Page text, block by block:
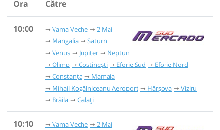
Ora Către
10:00 Vama Veche
2 Mai
Mangalia
Saturn
Venus
Jupiter
Neptun
Olimp
Costinești Eforie Sud
Eforie Nord
Constanța
Mamaia
Mihail Kogălniceanu Aeroport
Hârșova
Viziru
Brăila
Galați
10:10 Vama Veche
2 Mai